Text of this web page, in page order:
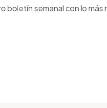
boletín semanal con lo